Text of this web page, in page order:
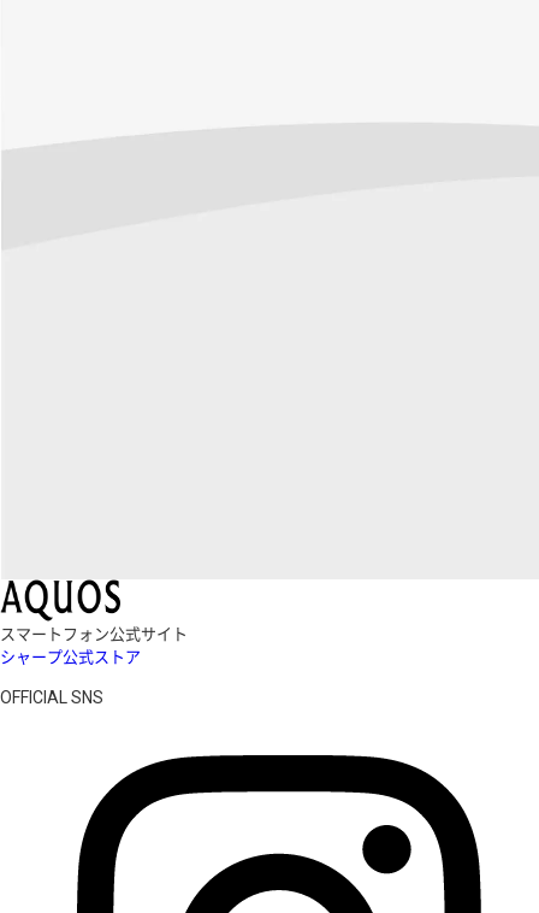
スマートフォン公式サイト
シャープ公式ストア
OFFICIAL SNS